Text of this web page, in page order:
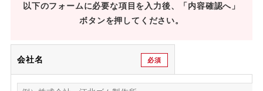
以下のフォームに必要な項目を入力後、「内容確認へ」
ボタンを押してください。
会社名 必須